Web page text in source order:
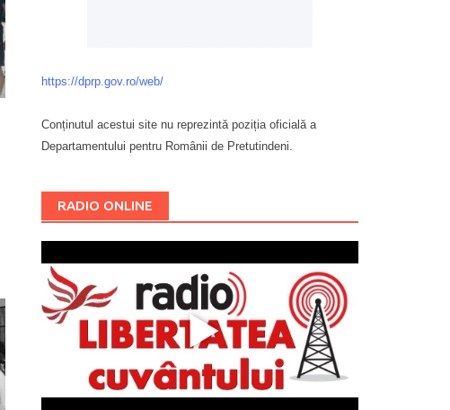
https://dprp.gov.ro/web/
Conținutul acestui site nu reprezintă poziția oficială a
Departamentului pentru Românii de Pretutindeni.
RADIO ONLINE